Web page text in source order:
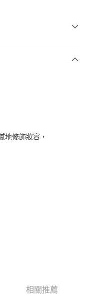
］
地修飾妝容，
相關推薦